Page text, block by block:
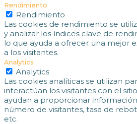
Rendimiento
Rendimiento
Las cookies de rendimiento se
y analizar los índices clave de
lo que ayuda a ofrecer una mejor
a los visitantes.
Analytics
Analytics
Las cookies analíticas se utilizan
interactúan los visitantes con el
ayudan a proporcionar
número de visitantes, tasa de
etc.